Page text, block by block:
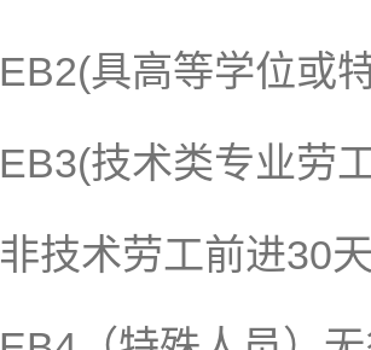
EB2(具高等学位或
EB3(技术类专业劳
非技术劳工前进30